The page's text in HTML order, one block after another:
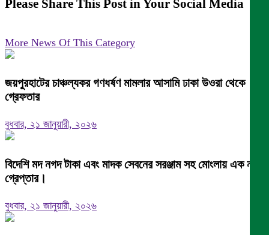
Please Share This Post in Your Social Media
More News Of This Category
জয়পুরহাটের চাঞ্চল্যকর গণধর্ষণ মামলার আসামি ঢাকা উওরা থেকে
গ্রেফতার
বুধবার, ২১ জানুয়ারী, ২০২৬
বিদেশি মদ নগদ টাকা এবং মাদক সেবনের সরঞ্জাম সহ মোংলায় এক নারী
গ্রেপ্তার।
বুধবার, ২১ জানুয়ারী, ২০২৬